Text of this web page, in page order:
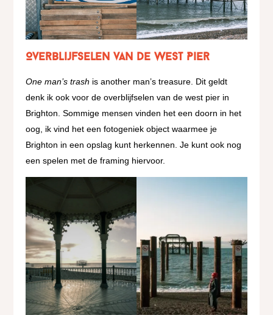
Overblijfselen van de West Pier
One man’s trash is another man’s treasure. Dit geldt
denk ik ook voor de overblijfselen van de west pier in
Brighton. Sommige mensen vinden het een doorn in het
oog, ik vind het een fotogeniek object waarmee je
Brighton in een opslag kunt herkennen. Je kunt ook nog
een spelen met de framing hiervoor.